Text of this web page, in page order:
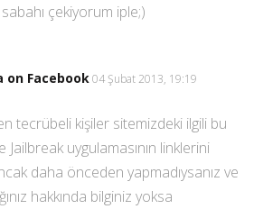
çekiyorum iple;)
on Facebook04 Şubat 2013, 19:19
tecrübeli kişiler sitemizdeki ilgili bu
uygulamasının linklerini
daha önceden yapmadıysanız ve
hakkında bilginiz yoksa